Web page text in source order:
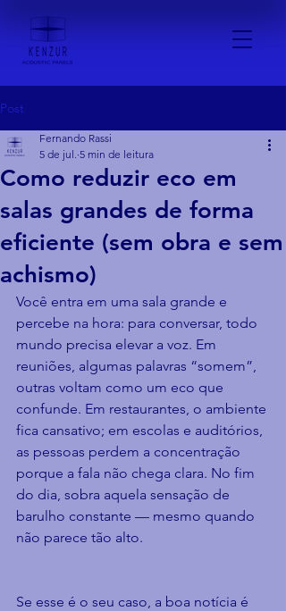
Post
Como reduzir eco em
salas grandes de forma
eficiente (sem obra e sem
achismo)
Fernando Rassi
5 de jul. 5 min de leitura
Você entra em uma sala grande e
percebe na hora: para conversar, todo
mundo precisa elevar a voz. Em
reuniões, algumas palavras “somem”,
outras voltam como um eco que
confunde. Em restaurantes, o ambiente
fica cansativo; em escolas e auditórios,
as pessoas perdem a concentração
porque a fala não chega clara. No fim
do dia, sobra aquela sensação de
barulho constante — mesmo quando
não parece tão alto.
Se esse é o seu caso, a boa notícia é